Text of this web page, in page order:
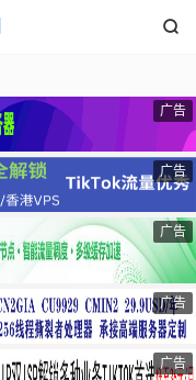

广告
广告
广告
广告
广告